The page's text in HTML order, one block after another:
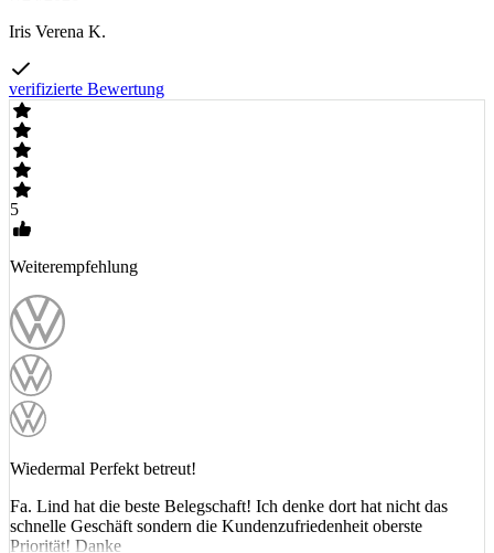
Iris Verena K.
verifizierte Bewertung
5
Weiterempfehlung
Wiedermal Perfekt betreut!
Fa. Lind hat die beste Belegschaft! Ich denke dort hat nicht das
schnelle Geschäft sondern die Kundenzufriedenheit oberste
Priorität! Danke